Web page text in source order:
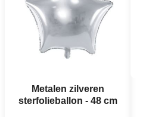
Metalen zilveren
sterfolieballon - 48 cm